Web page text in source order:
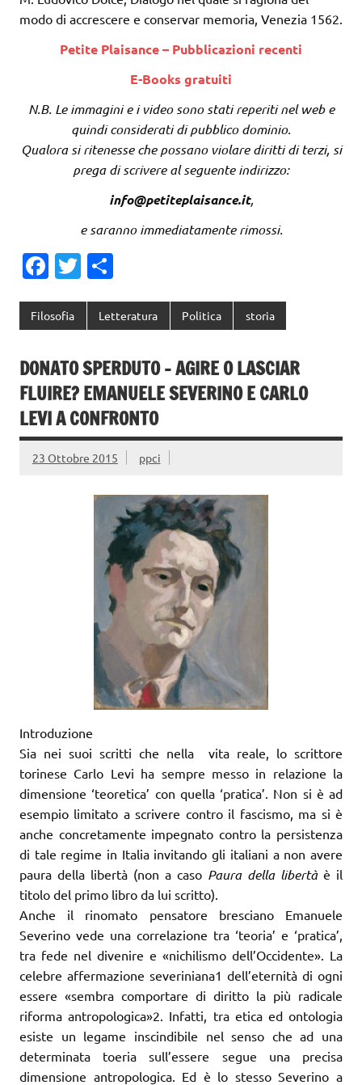
modo di accrescere e conservar memoria, Venezia 1562.
Petite Plaisance – Pubblicazioni recenti
E-Books gratuiti
N.B. Le immagini e i video sono stati reperiti nel web e
quindi considerati di pubblico dominio.
Qualora si ritenesse che possano violare diritti di terzi, si
prega di scrivere al seguente indirizzo:
info@petiteplaisance.it,
e saranno immediatamente rimossi.
Fa
e
o
o
k
T
r
n
vi
di
Filosofia Letteratura Politica storia
DONATO SPERDUTO – AGIRE O LASCIAR
FLUIRE? EMANUELE SEVERINO E CARLO
LEVI A CONFRONTO
23 Ottobre 2015 ppci
Introduzione
Sia nei suoi scritti che nella vita reale, lo scrittore
torinese Carlo Levi ha sempre messo in relazione la
dimensione ‘teoretica’ con quella ‘pratica’. Non si è ad
esempio limitato a scrivere contro il fascismo, ma si è
anche concretamente impegnato contro la persistenza
di tale regime in Italia invitando gli italiani a non avere
paura della libertà (non a caso Paura della libertàè il
titolo del primo libro da lui scritto).
Anche il rinomato pensatore bresciano Emanuele
Severino vede una correlazione tra ‘teoria’ e ‘pratica’,
tra fede nel divenire e «nichilismo dell’Occidente». La
celebre affermazione severiniana1 dell’eternità di ogni
essere «sembra comportare di diritto la più radicale
riforma antropologica»2. Infatti, tra etica ed ontologia
esiste un legame inscindibile nel senso che ad una
determinata toeria sull’essere segue una precisa
dimensione antropologica. Ed è lo stesso Severino a